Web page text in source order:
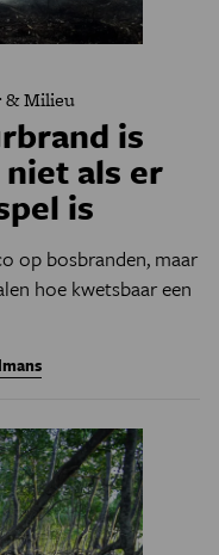
Milieu
is
als er
is
op bosbranden, maar
hoe kwetsbaar een